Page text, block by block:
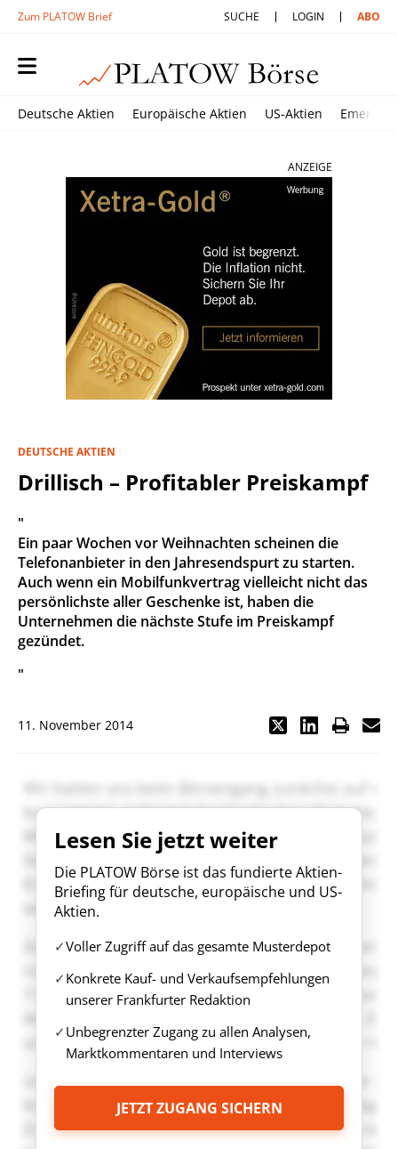
Zum PLATOW Brief SUCHE LOGIN ABO
Deutsche Aktien Europäische Aktien US-Aktien
ANZEIGE
DEUTSCHE AKTIEN
Drillisch – Profitabler Preiskampf
"
Ein paar Wochen vor Weihnachten scheinen die
Telefonanbieter in den Jahresendspurt zu starten.
Auch wenn ein Mobilfunkvertrag vielleicht nicht das
persönlichste aller Geschenke ist, haben die
Unternehmen die nächste Stufe im Preiskampf
gezündet.
"
11. November 2014
Lesen Sie jetzt weiter
Die PLATOW Börse ist das fundierte Aktien-
Briefing für deutsche, europäische und US-
Aktien.
Voller Zugriff auf das gesamte Musterdepot
Konkrete Kauf- und Verkaufsempfehlungen
unserer Frankfurter Redaktion
Unbegrenzter Zugang zu allen Analysen,
Marktkommentaren und Interviews
JETZT ZUGANG SICHERN